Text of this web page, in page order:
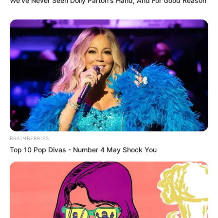
(Amúgy MK-miniszter helyett nyugodtan
odaírhattad volna Ruffot is javaslattevőnek, mint
Miniszterelnökséget vezető minisztert, mert így
sokan félre fogják érteni, azt hiszik, Tóni
kezdeményezte a felmentésemet, de értem én,
hogy jogilag beolvadás van, persze. Csak akkor
miért beszéltél a tetőn arról, hogy nincs is már
Kabinetiroda. Ezek szerint mégis van? Na jó,
És nem, Peti, nem több tízmillióról van szó, hanem a
családi adókedvezménnyel együtt 1,3 millió
forintos fizetésem hat havi összegéről.
BRAINBERRIES
Top 10 Pop Divas - Number 4 May Shock You